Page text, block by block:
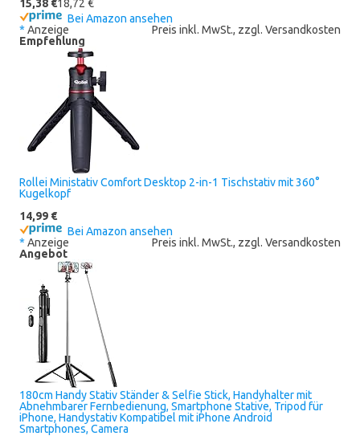
15,38 €18,72 €
Bei Amazon ansehen
* Anzeige
Preis inkl. MwSt., zzgl. Versandkosten
Empfehlung
Rollei Ministativ Comfort Desktop 2-in-1 Tischstativ mit 360°
Kugelkopf
14,99 €
Bei Amazon ansehen
* Anzeige
Preis inkl. MwSt., zzgl. Versandkosten
Angebot
180cm Handy Stativ Ständer & Selfie Stick, Handyhalter mit
Abnehmbarer Fernbedienung, Smartphone Stative, Tripod für
iPhone, Handystativ Kompatibel mit iPhone Android
Smartphones, Camera